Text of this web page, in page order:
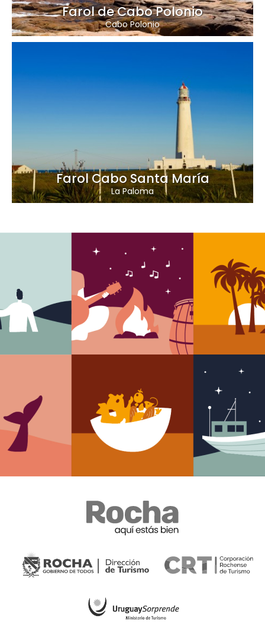
Farol de Cabo Polonio
Cabo Polonio
Farol Cabo Santa María
La Paloma